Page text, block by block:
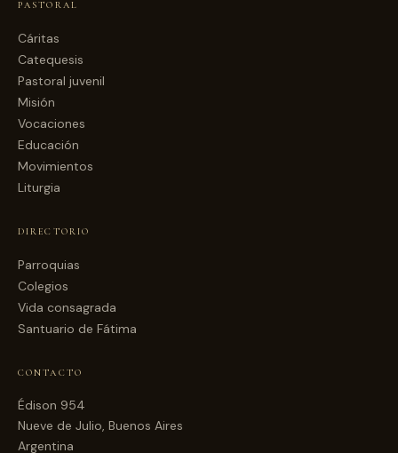
PASTORAL
Cáritas
Catequesis
Pastoral juvenil
Misión
Vocaciones
Educación
Movimientos
Liturgia
DIRECTORIO
Parroquias
Colegios
Vida consagrada
Santuario de Fátima
CONTACTO
Édison 954
Nueve de Julio, Buenos Aires
Argentina